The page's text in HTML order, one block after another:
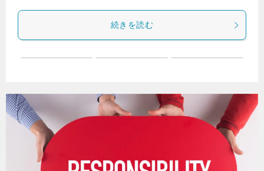
続きを読む